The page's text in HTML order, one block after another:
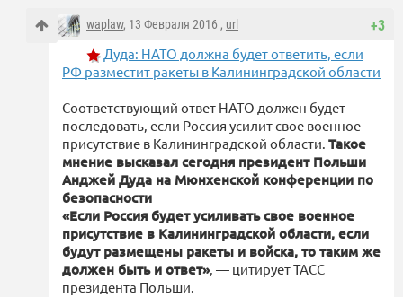
+3
waplaw, 13 Февраля 2016 , url
Дуда: НАТО должна будет ответить, если
РФ разместит ракеты в Калининградской области
Соответствующий ответ НАТО должен будет
последовать, если Россия усилит свое военное
присутствие в Калининградской области. Такое
мнение высказал сегодня президент Польши
Анджей Дуда на Мюнхенской конференции по
безопасности
«Если Россия будет усиливать свое военное
присутствие в Калининградской области, если
будут размещены ракеты и войска, то таким же
должен быть и ответ», — цитирует ТАСС
президента Польши.